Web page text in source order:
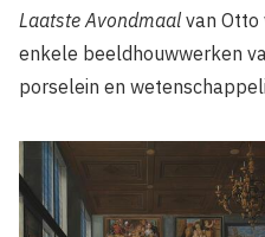
Laatste Avondmaal van Otto
enkele beeldhouwwerken
porselein en